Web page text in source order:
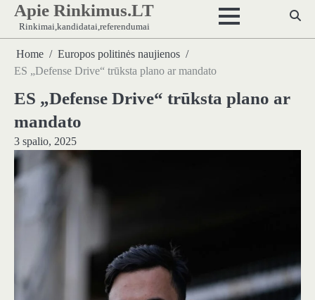
Skip
content
Apie Rinkimus.LT
Rinkimai,kandidatai,referendumai
Home
Europos politinės naujienos
ES „Defense Drive“ trūksta plano ar mandato
ES „Defense Drive“ trūksta plano ar
mandato
3 spalio, 2025